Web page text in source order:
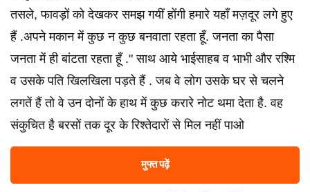
तसले, फावड़ों को देखकर समझ गयीं होंगी हमारे यहाँ मज़दूर लगे हुए
हैं .अपने मकान में कुछ न कुछ बनवाता रहता हूँ. जनता का पैसा
जनता में ही बांटता रहता हूँ ." साथ आये भाईसाहब व भाभी और रश्मि
व उसके पति खिलखिला पड़ते हैं . जब वे लोग उसके घर से चलने
लगतें हैं तो वे उन दोनों के हाथ में कुछ करारे नोट थमा देता है. वह
संकुचित है बरसों तक दूर के रिश्तेदारों से मिल नहीं पाओ
मुफ्त पढ़ें